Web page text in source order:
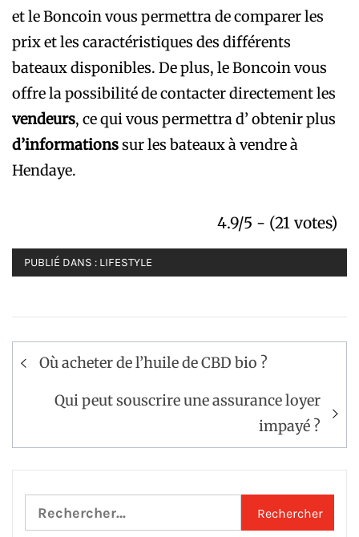
et le Boncoin vous permettra de comparer les
prix et les caractéristiques des différents
bateaux disponibles. De plus, le Boncoin vous
offre la possibilité de contacter directement les
vendeurs, ce qui vous permettra d’ obtenir plus
d’informationssur les bateaux à vendre à
Hendaye.
4.9/5 - (21 votes)
PUBLIÉ DANS : LIFESTYLE
Navigation
l’article
Où acheter de l’huile de CBD bio ?
Qui peut souscrire une assurance loyer
impayé ?
Rechercher :